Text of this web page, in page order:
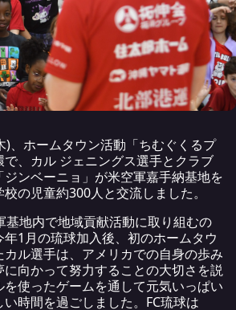
)、ホームタウン活動「ちむぐくるプ
で、カル ジェニングス選手とクラブ
ンベーニョ」が米空軍嘉手納基地を
の児童約300人と交流しました。
基地内で地域貢献活動に取り組むの
1月の琉球加入後、初のホームタウ
ル選手は、アメリカでの自身の歩み
に向かって努力することの大切さを説
使ったゲームを通して元気いっぱい
時間を過ごしました。FC琉球は